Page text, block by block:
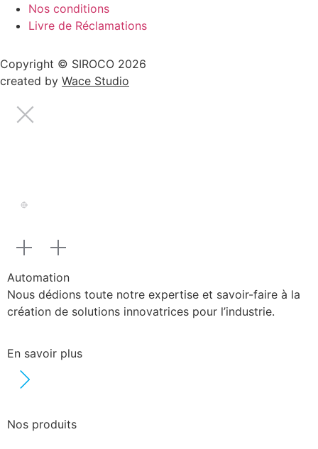
Nos conditions
Livre de Réclamations
Copyright © SIROCO 2026
created by Wace Studio
Automation
Nous dédions toute notre expertise et savoir-faire à la
création de solutions innovatrices pour l’industrie.
En savoir plus
Nos produits